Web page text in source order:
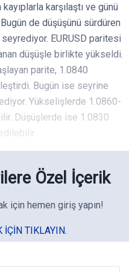
karşılaştı ve günü
de düşüşünü sürdüren
EURUSD paritesi
düşüşle birlikte yükseldi.
parite, 1.0840
Bugün ise seyrine
Yükselişlerde 1.0860-
Düşüşlerde ise 1.0830
Özel İçerik
için hemen giriş yapın!
IÇIN TIKLAYIN.